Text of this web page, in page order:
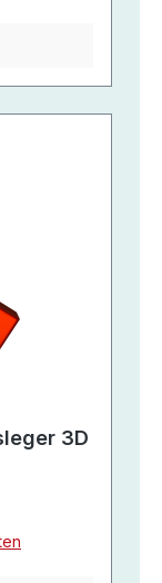
3D